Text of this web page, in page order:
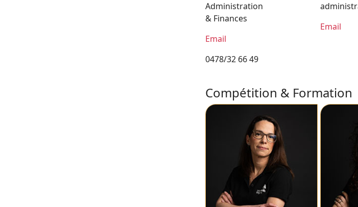
Administration
& Finances
Email
0478/32 66 49
Email
Compétition & Formation